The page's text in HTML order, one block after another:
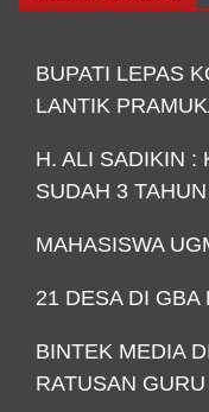
BUPATI LEPAS
LANTIK
H. ALI SADIKIN :
SUDAH 3
MAHASISWA
21 DESA DI GBA
BINTEK MEDIA
RATUSAN GURU